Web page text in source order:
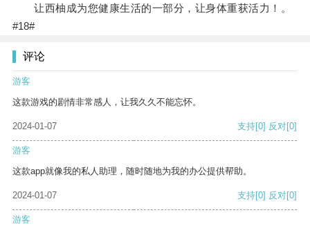
让西柚成为您健康生活的一部分，让身体重获活力！。
#18#
评论
游客
这款游戏的剧情非常感人，让我久久不能忘怀。
2024-01-07 支持[0] 反对[0]
游客
这款app就像我的私人助理，随时随地为我的办公提供帮助。
2024-01-07 支持[0] 反对[0]
游客